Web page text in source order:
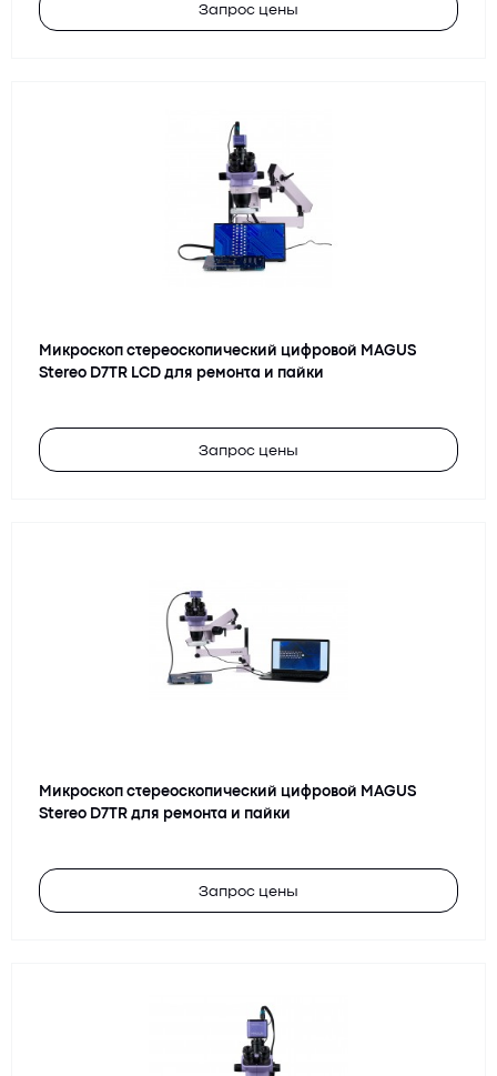
Запрос цены
Микроскоп стереоскопический цифровой MAGUS
Stereo D7TR LCD для ремонта и пайки
Запрос цены
Микроскоп стереоскопический цифровой MAGUS
Stereo D7TR для ремонта и пайки
Запрос цены